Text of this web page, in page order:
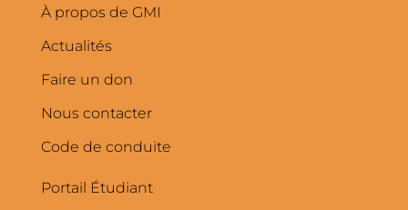
À propos de GMI
Actualités
Faire un don
Nous contacter
Code de conduite
Portail Étudiant